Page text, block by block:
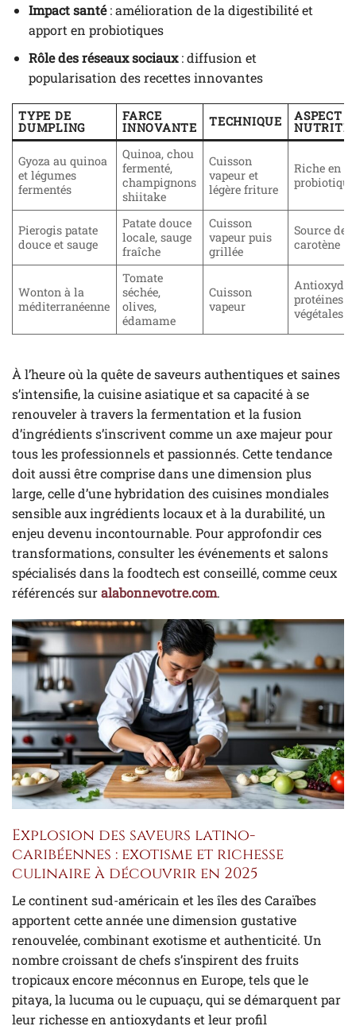
Impact santé: amélioration de la digestibilité et
apport en probiotiques
Rôle des réseaux sociaux: diffusion et
popularisation des recettes innovantes
TYPE DE
DUMPLING
FARCE
INNOVANTE TECHNIQUE ASPECT
Gyoza au quinoa
et légumes
fermentés
Quinoa, chou
fermenté,
champignons
shiitake
Cuisson
vapeur et
légère friture
Riche en
Pierogis patate
douce et sauge
Patate douce
locale, sauge
fraîche
Cuisson
vapeur puis
grillée
Source de
carotène
Wonton à la
méditerranéenne
Tomate
séchée,
olives,
édamame
Cuisson
vapeur
protéines
végétales
À l’heure où la quête de saveurs authentiques et saines
s’intensifie, la cuisine asiatique et sa capacité à se
renouveler à travers la fermentation et la fusion
d’ingrédients s’inscrivent comme un axe majeur pour
tous les professionnels et passionnés. Cette tendance
doit aussi être comprise dans une dimension plus
large, celle d’une hybridation des cuisines mondiales
sensible aux ingrédients locaux et à la durabilité, un
enjeu devenu incontournable. Pour approfondir ces
transformations, consulter les événements et salons
spécialisés dans la foodtech est conseillé, comme ceux
référencés suralabonnevotre.com.
Explosion des saveurs latino-
caribéennes : exotisme et richesse
culinaire à découvrir en 2025
Le continent sud-américain et les îles des Caraïbes
apportent cette année une dimension gustative
renouvelée, combinant exotisme et authenticité. Un
nombre croissant de chefs s’inspirent des fruits
tropicaux encore méconnus en Europe, tels que le
pitaya, la lucuma ou le cupuaçu, qui se démarquent par
leur richesse en antioxydants et leur profil